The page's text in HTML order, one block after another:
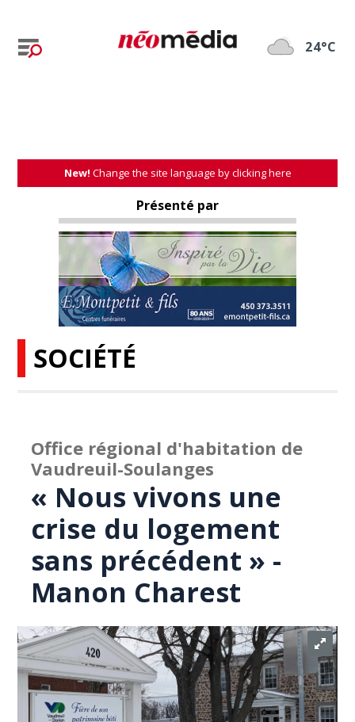
24°C
New! Change the site language by clicking here
Présenté par
SOCIÉTÉ
Office régional d'habitation de
Vaudreuil-Soulanges
« Nous vivons une
crise du logement
sans précédent » -
Manon Charest